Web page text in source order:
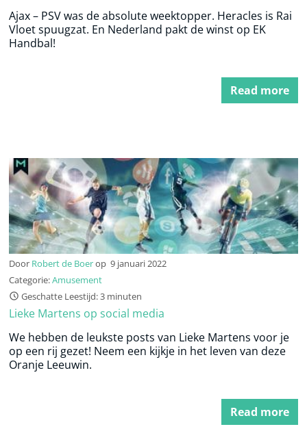
Ajax – PSV was de absolute weektopper. Heracles is Rai
Vloet spuugzat. En Nederland pakt de winst op EK
Handbal!
Read more
Door Robert de Boerop 9 januari 2022
Categorie:Amusement
Geschatte Leestijd: 3 minuten
Lieke Martens op social media
We hebben de leukste posts van Lieke Martens voor je
op een rij gezet! Neem een kijkje in het leven van deze
Oranje Leeuwin.
Read more